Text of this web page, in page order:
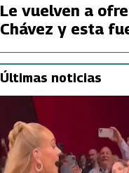
Le vuelven a
Chávez y esta
Últimas noticias